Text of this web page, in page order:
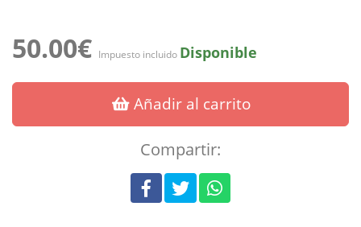
50.00€ Impuesto incluido Disponible
Añadir al carrito
Compartir: